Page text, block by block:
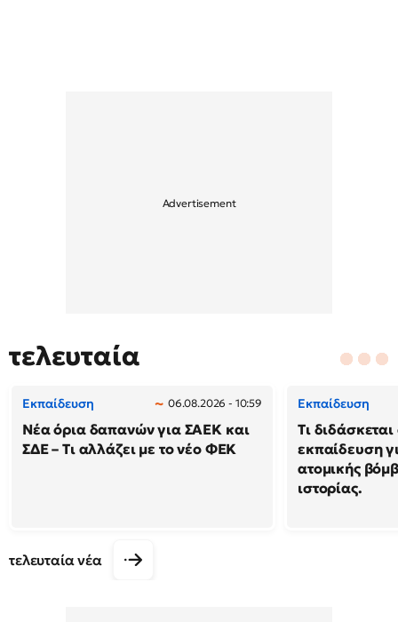
τελευταία
Εκπαίδευση 06.08.2026 - 10:59
Νέα όρια δαπανών για ΣΑΕΚ και
ΣΔΕ – Τι αλλάζει με το νέο ΦΕΚ
Εκπαίδευση
Τι
εκπαίδευση
ατομικής
ιστορίας.
τελευταία νέα